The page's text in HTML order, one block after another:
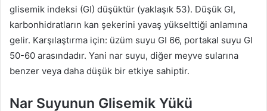
glisemik indeksi (GI) düşüktür (yaklaşık 53). Düşük GI,
karbonhidratların kan şekerini yavaş yükselttiği anlamına
gelir. Karşılaştırma için: üzüm suyu GI 66, portakal suyu GI
50-60 arasındadır. Yani nar suyu, diğer meyve sularına
benzer veya daha düşük bir etkiye sahiptir.
Nar Suyunun Glisemik Yükü